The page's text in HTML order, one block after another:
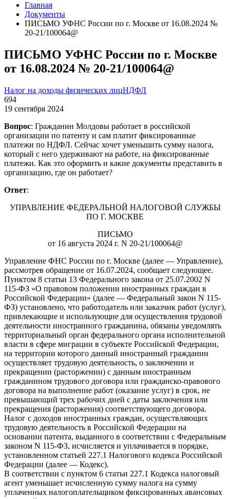
Главная
Документы
ПИСЬМО УФНС России по г. Москве от 16.08.2024 №
20-21/100064@
ПИСЬМО УФНС России по г. Москве
от 16.08.2024 № 20-21/100064@
Налог на доходы физических лицНДФЛ
694
19 сентября 2024
Вопрос: Гражданин Молдовы работает в российской
организации по патенту и сам платит фиксированные
платежи по НДФЛ. Сейчас хочет уменьшить сумму налога,
который с него удерживают на работе, на фиксированные
платежи. Как это оформить и какие документы представить в
организацию, где он работает?
Ответ:
УПРАВЛЕНИЕ ФЕДЕРАЛЬНОЙ НАЛОГОВОЙ СЛУЖБЫ
ПО Г. МОСКВЕ
ПИСЬМО
от 16 августа 2024 г. N 20-21/100064@
Управление ФНС России по г. Москве (далее — Управление),
рассмотрев обращение от 16.07.2024, сообщает следующее.
Пунктом 8 статьи 13 Федерального закона от 25.07.2002 N
115-ФЗ «О правовом положении иностранных граждан в
Российской Федерации» (далее — Федеральный закон N 115-
ФЗ) установлено, что работодатель или заказчик работ (услуг),
привлекающие и использующие для осуществления трудовой
деятельности иностранного гражданина, обязаны уведомлять
территориальный орган федерального органа исполнительной
власти в сфере миграции в субъекте Российской Федерации,
на территории которого данный иностранный гражданин
осуществляет трудовую деятельность, о заключении и
прекращении (расторжении) с данным иностранным
гражданином трудового договора или гражданско-правового
договора на выполнение работ (оказание услуг) в срок, не
превышающий трех рабочих дней с даты заключения или
прекращения (расторжения) соответствующего договора.
Налог с доходов иностранных граждан, осуществляющих
трудовую деятельность в Российской Федерации на
основании патента, выданного в соответствии с Федеральным
законом N 115-ФЗ, исчисляется и уплачивается в порядке,
установленном статьей 227.1 Налогового кодекса Российской
Федерации (далее — Кодекс).
В соответствии с пунктом 6 статьи 227.1 Кодекса налоговый
агент уменьшает исчисленную сумму налога на сумму
уплаченных налогоплательщиком фиксированных авансовых